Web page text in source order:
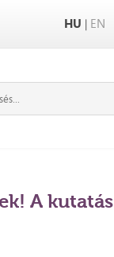
HU | EN
A kutatás